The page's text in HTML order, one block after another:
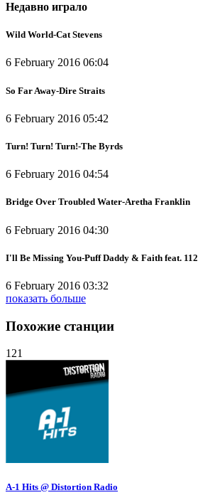
Недавно играло
Wild World-Cat Stevens
6 February 2016 06:04
So Far Away-Dire Straits
6 February 2016 05:42
Turn! Turn! Turn!-The Byrds
6 February 2016 04:54
Bridge Over Troubled Water-Aretha Franklin
6 February 2016 04:30
I'll Be Missing You-Puff Daddy & Faith feat. 112
6 February 2016 03:32
показать больше
Похожие станции
121
A-1 Hits @ Distortion Radio